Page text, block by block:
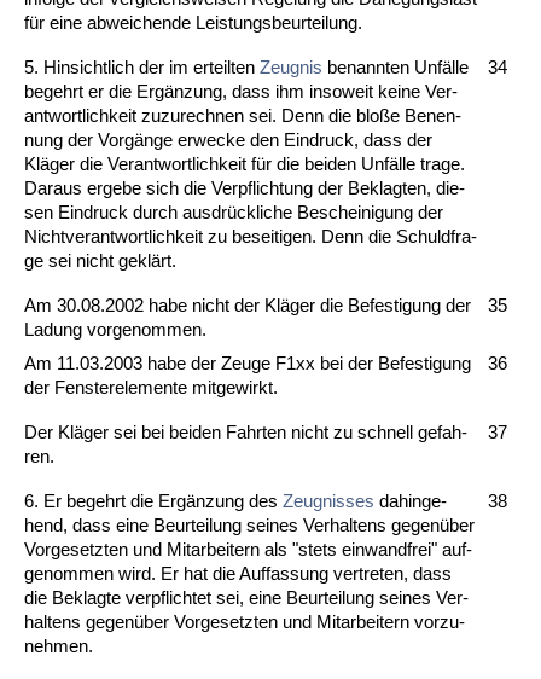
für ei­ne ab­wei­chen­de Leis­tungs­be­ur­tei­lung.
5. Hin­sicht­lich der im er­teil­ten Zeug­nis be­nann­ten Unfälle
be­gehrt er die Ergänzung, dass ihm in­so­weit kei­ne Ver­
ant­wort­lich­keit zu­zu­rech­nen sei. Denn die bloße Be­nen­
nung der Vorgänge er­we­cke den Ein­druck, dass der
Kläger die Ver­ant­wort­lich­keit für die bei­den Unfälle tra­ge.
Dar­aus er­ge­be sich die Ver­pflich­tung der Be­klag­ten, die­
sen Ein­druck durch aus­drück­li­che Be­schei­ni­gung der
Nicht­ver­ant­wort­lich­keit zu be­sei­ti­gen. Denn die Schuld­fra­
ge sei nicht geklärt.
34
Am 30.08.2002 ha­be nicht der Kläger die Be­fes­ti­gung der
La­dung vor­ge­nom­men.
35
Am 11.03.2003 ha­be der Zeu­ge F1xx bei der Be­fes­ti­gung
der Fens­ter­ele­men­te mit­ge­wirkt.
36
Der Kläger sei bei bei­den Fahr­ten nicht zu schnell ge­fah­
ren.
37
6. Er be­gehrt die Ergänzung des Zeug­nis­ses da­hin­ge­
hend, dass ei­ne Be­ur­tei­lung sei­nes Ver­hal­tens ge­genüber
Vor­ge­setz­ten und Mit­ar­bei­tern als "stets ein­wand­frei" auf­
ge­nom­men wird. Er hat die Auf­fas­sung ver­tre­ten, dass
die Be­klag­te ver­pflich­tet sei, ei­ne Be­ur­tei­lung sei­nes Ver­
hal­tens ge­genüber Vor­ge­setz­ten und Mit­ar­bei­tern vor­zu­
neh­men.
38